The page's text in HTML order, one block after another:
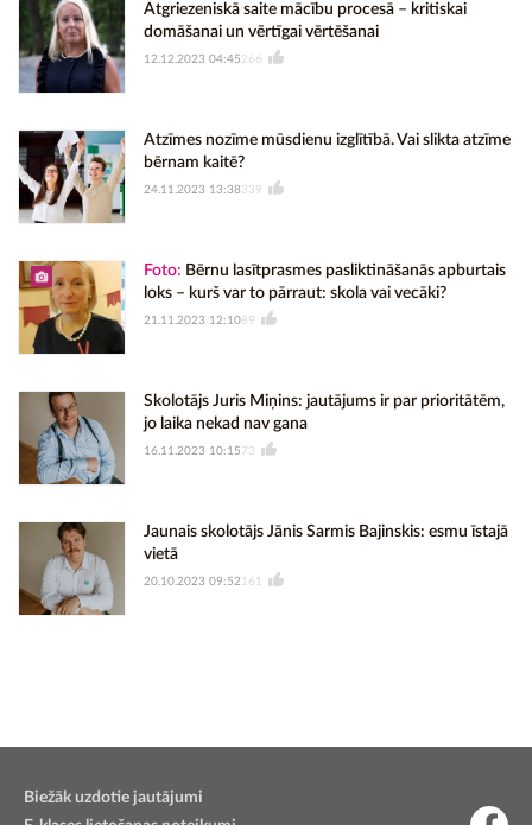
Atgriezeniskā saite mācību procesā – kritiskai
domāšanai un vērtīgai vērtēšanai
12.12.2023 04:45 266
Atzīmes nozīme mūsdienu izglītībā. Vai slikta atzīme
bērnam kaitē?
24.11.2023 13:38 339
Foto: Bērnu lasītprasmes pasliktināšanās apburtais
loks – kurš var to pārraut: skola vai vecāki?
21.11.2023 12:10 89
Skolotājs Juris Miņins: jautājums ir par prioritātēm,
jo laika nekad nav gana
16.11.2023 10:15 73
Jaunais skolotājs Jānis Sarmis Bajinskis: esmu īstajā
vietā
20.10.2023 09:52 161
Biežāk uzdotie jautājumi